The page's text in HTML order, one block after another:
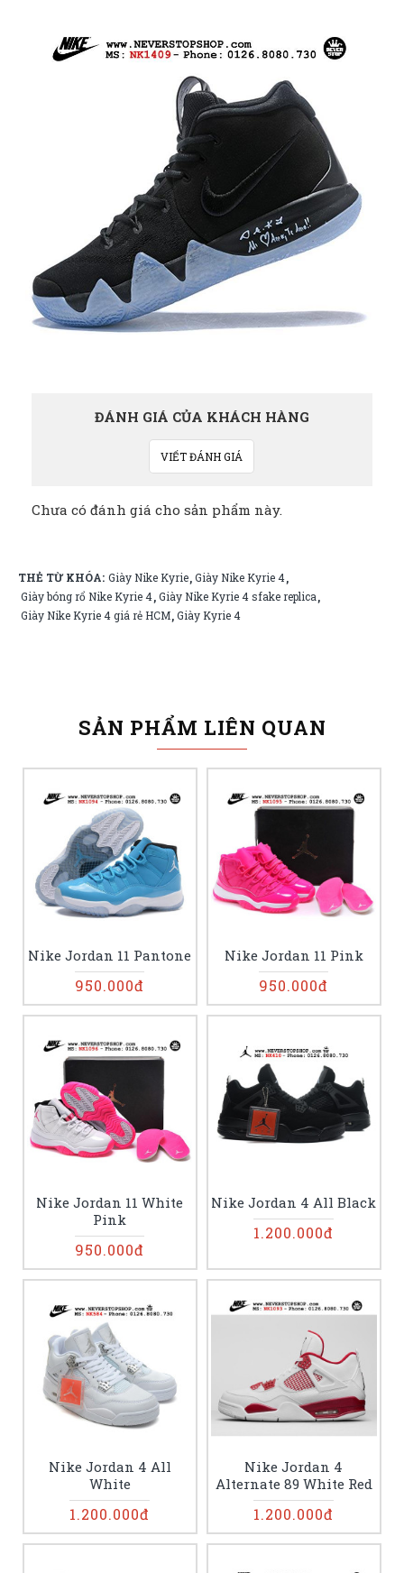
ĐÁNH GIÁ CỦA KHÁCH HÀNG
VIẾT ĐÁNH GIÁ
Chưa có đánh giá cho sản phẩm này.
THẺ TỪ KHÓA: Giày Nike Kyrie,Giày Nike Kyrie 4,
Giày bóng rổ Nike Kyrie 4,Giày Nike Kyrie 4 sfake replica,
Giày Nike Kyrie 4 giá rẻ HCM,Giày Kyrie 4
SẢN PHẨM LIÊN QUAN
Nike Jordan 11 Pantone
950.000đ
Nike Jordan 11 Pink
950.000đ
Nike Jordan 11 White
Pink
950.000đ
Nike Jordan 4 All Black
1.200.000đ
Nike Jordan 4 All
White
1.200.000đ
Nike Jordan 4
Alternate 89 White Red
1.200.000đ